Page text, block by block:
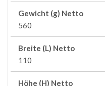
Gewicht (g) Netto
560
Breite (L) Netto
110
Höhe (H) Netto